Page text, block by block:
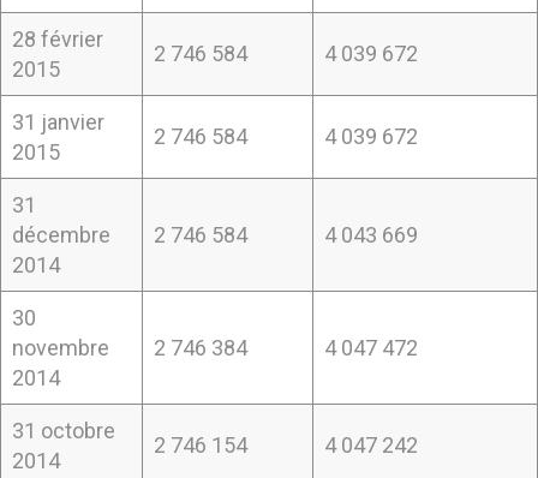
28 février
2015
2 746 584 4 039 672
31 janvier
2015
2 746 584 4 039 672
31
décembre
2014
2 746 584 4 043 669
30
novembre
2014
2 746 384 4 047 472
31 octobre
2014
2 746 154 4 047 242